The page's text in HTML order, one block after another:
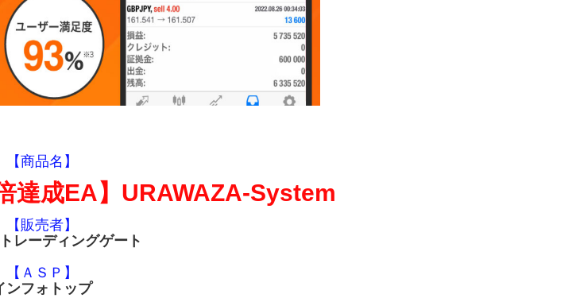
【商品名】
達成EA】URAWAZA-System
【販売者】
レーディングゲート
【ＡＳＰ】
ンフォトップ